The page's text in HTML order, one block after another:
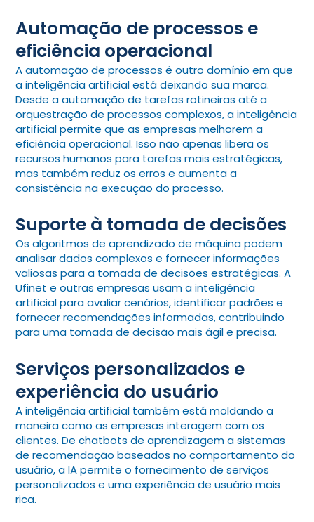
Automação de processos e
eficiência operacional
A automação de processos é outro domínio em que
a inteligência artificial está deixando sua marca.
Desde a automação de tarefas rotineiras até a
orquestração de processos complexos, a inteligência
artificial permite que as empresas melhorem a
eficiência operacional. Isso não apenas libera os
recursos humanos para tarefas mais estratégicas,
mas também reduz os erros e aumenta a
consistência na execução do processo.
Suporte à tomada de decisões
Os algoritmos de aprendizado de máquina podem
analisar dados complexos e fornecer informações
valiosas para a tomada de decisões estratégicas. A
Ufinet e outras empresas usam a inteligência
artificial para avaliar cenários, identificar padrões e
fornecer recomendações informadas, contribuindo
para uma tomada de decisão mais ágil e precisa.
Serviços personalizados e
experiência do usuário
A inteligência artificial também está moldando a
maneira como as empresas interagem com os
clientes. De chatbots de aprendizagem a sistemas
de recomendação baseados no comportamento do
usuário, a IA permite o fornecimento de serviços
personalizados e uma experiência de usuário mais
rica.